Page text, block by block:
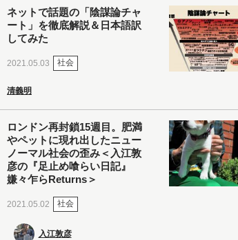
ネットで話題の「陰謀論チャ
ート」を徹底解説＆日本語訳
してみた
2021.05.03 社会
清義明
ロンドン再封鎖15週目。肥満
やペットに現れ出したニュー
ノーマル社会の歪み＜入江敦
彦の『足止め喰らい日記』
嫌々乍らReturns＞
2021.05.02 社会
入江敦彦